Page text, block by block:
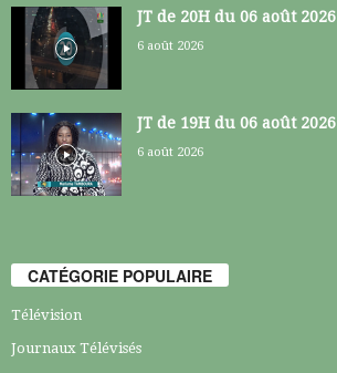
JT de 20H du 06 août 2026
6 août 2026
JT de 19H du 06 août 2026
6 août 2026
CATÉGORIE POPULAIRE
Télévision
Journaux Télévisés